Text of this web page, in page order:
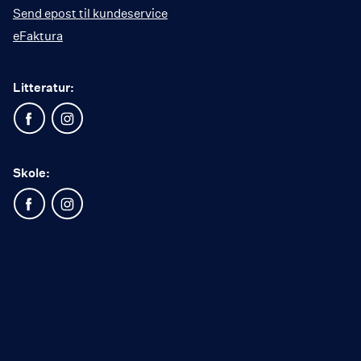
Send epost til kundeservice
eFaktura
Litteratur:
Skole: